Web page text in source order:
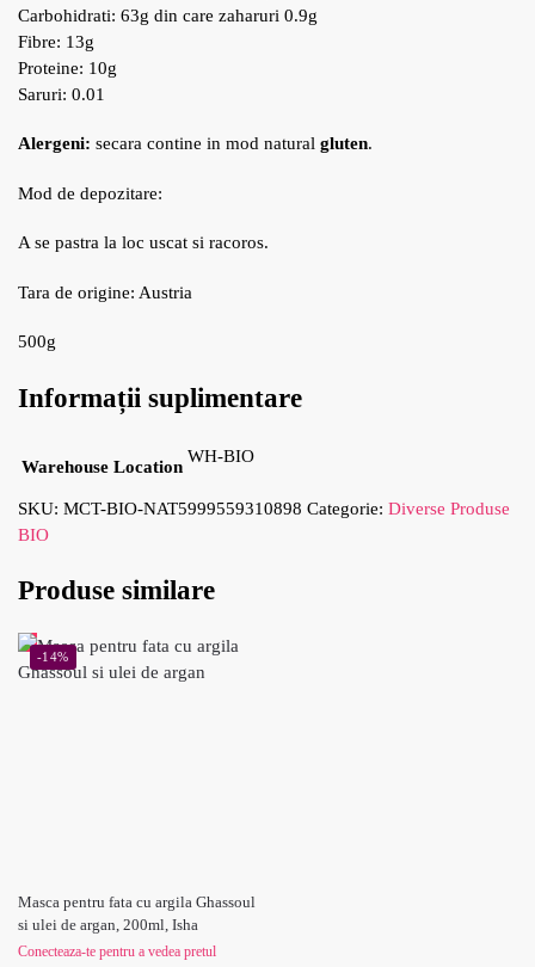
Carbohidrati: 63g din care zaharuri 0.9g
Fibre: 13g
Proteine: 10g
Saruri: 0.01
Alergeni: secara contine in mod natural gluten.
Mod de depozitare:
A se pastra la loc uscat si racoros.
Tara de origine: Austria
500g
Informații suplimentare
Warehouse Location
WH-BIO
SKU: MCT-BIO-NAT5999559310898 Categorie: Diverse Produse
BIO
Produse similare
-14%
Masca pentru fata cu argila Ghassoul
si ulei de argan, 200ml, Isha
Conecteaza-te pentru a vedea pretul